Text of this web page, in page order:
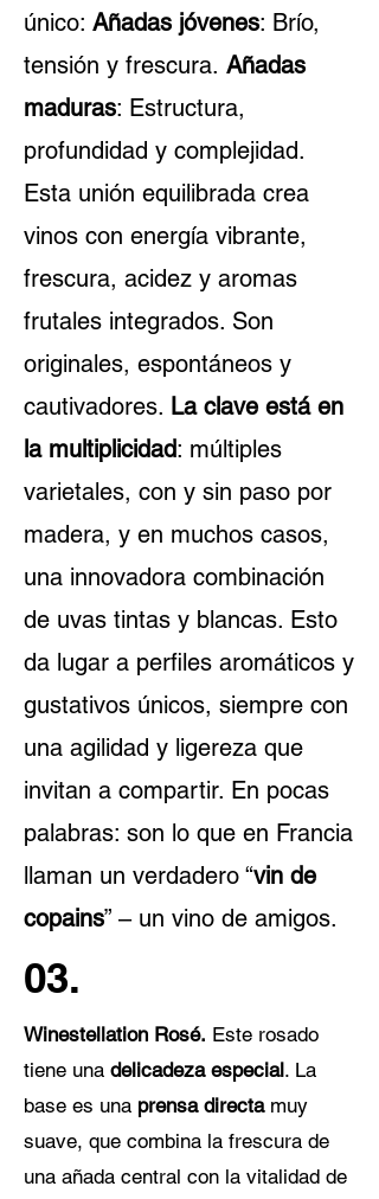
único: Añadas jóvenes: Brío,
tensión y frescura. Añadas
maduras: Estructura,
profundidad y complejidad.
Esta unión equilibrada crea
vinos con energía vibrante,
frescura, acidez y aromas
frutales integrados. Son
originales, espontáneos y
cautivadores. La clave está en
la multiplicidad: múltiples
varietales, con y sin paso por
madera, y en muchos casos,
una innovadora combinación
de uvas tintas y blancas. Esto
da lugar a perfiles aromáticos y
gustativos únicos, siempre con
una agilidad y ligereza que
invitan a compartir. En pocas
palabras: son lo que en Francia
llaman un verdadero “vin de
copains” – un vino de amigos.
03.
Winestellation Rosé. Este rosado
tiene una delicadeza especial. La
base es una prensa directamuy
suave, que combina la frescura de
una añada central con la vitalidad de